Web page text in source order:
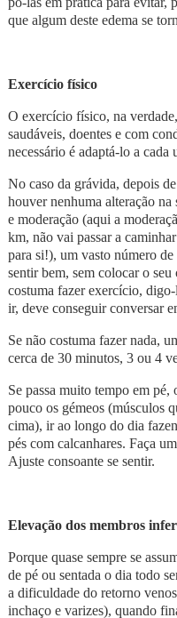
que algum deste edema se
Exercício físico
O exercício físico, na
saudáveis, doentes e com
necessário é adaptá-lo a cada
No caso da grávida, depois
houver nenhuma alteração
e moderação (aqui a
km, não vai passar a
para si!), um vasto número
sentir bem, sem colocar o
costuma fazer exercício,
ir, deve conseguir conversar
Se não costuma fazer nada,
cerca de 30 minutos, 3 ou 4
Se passa muito tempo em
pouco os gémeos (músculos
cima), ir ao longo do dia
pés com calcanhares. Faça
Ajuste consoante se sentir.
Elevação dos membros
Porque quase sempre se
de pé ou sentada o dia todo
a dificuldade do retorno
inchaço e varizes), quando